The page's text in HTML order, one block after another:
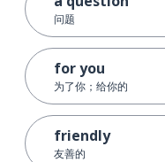
问题
for you
为了你；给你的
friendly
友善的